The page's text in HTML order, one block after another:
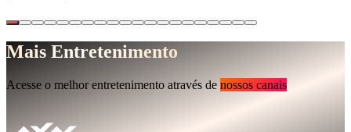
Mais Entretenimento
Acesse o melhor entretenimento através de nossos canais